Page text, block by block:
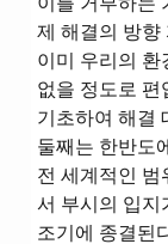
제 해결의 방향
이미 우리의 환
없을 정도로 편
기초하여 해결
둘째는 한반도
전 세계적인 범
서 부시의 입지
조기에 종결된